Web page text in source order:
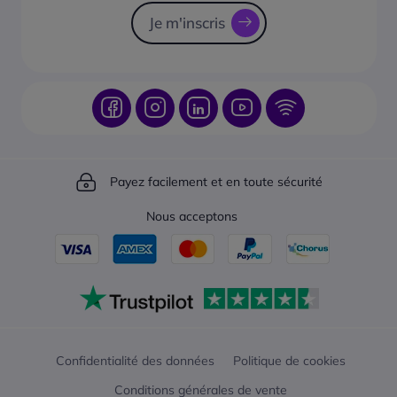
Je m'inscris
Payez facilement et en toute sécurité
Nous acceptons
Confidentialité des données
Politique de cookies
Conditions générales de vente